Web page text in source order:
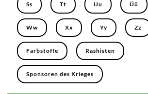
Ss Tt Uu Üü
Ww Xx Yy Zz
Farbstoffe Rashisten
Sponsoren des Krieges